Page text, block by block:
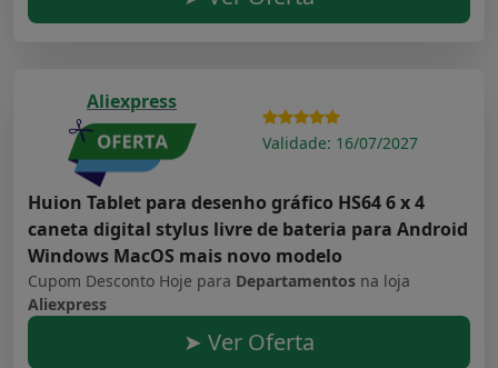
Aliexpress
Validade: 16/07/2027
Huion Tablet para desenho gráfico HS64 6 x 4
caneta digital stylus livre de bateria para Android
Windows MacOS mais novo modelo
Cupom Desconto Hoje para Departamentos na loja
Aliexpress
➤ Ver Oferta